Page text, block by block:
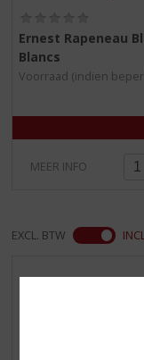
,
/
Ernest Rapeneau
Blancs
Voorraad (indien
MEER INFO
EXCL. BTW